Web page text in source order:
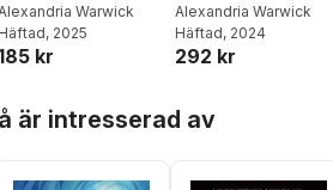
Warwick
Häftad, 2025
kr
Alexandria Warwick
Häftad, 2024
292 kr
är intresserad av